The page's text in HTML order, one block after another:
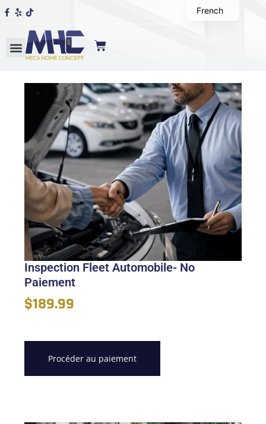
Inspection Fleet Automobile- No
Paiement
$189.99
Procéder au paiement
French